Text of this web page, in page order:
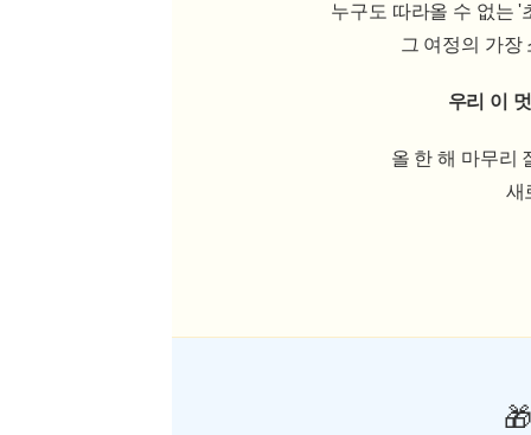
누구도 따라올 수 없는 '
그 여정의 가장
우리 이
올 한 해 마무리
새